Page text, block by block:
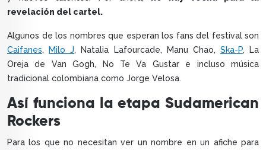
revelación del cartel.
Algunos de los nombres que esperan los fans del festival son
Caifanes, Milo J, Natalia Lafourcade, Manu Chao, Ska-P, La
Oreja de Van Gogh, No Te Va Gustar e incluso música
tradicional colombiana como Jorge Velosa.
Así funciona la etapa Sudamerican
Rockers
Para los que no necesitan ver un nombre en un afiche para